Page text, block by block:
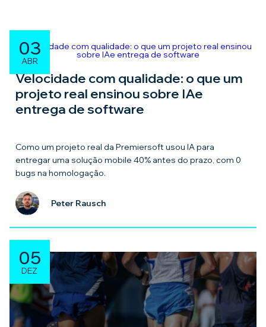
03
ABR
Velocidade com qualidade: o que um
projeto real ensinou sobre IAe
entrega de software
Como um projeto real da Premiersoft usou IA para
entregar uma solução mobile 40% antes do prazo, com 0
bugs na homologação.
Peter Rausch
05
DEZ